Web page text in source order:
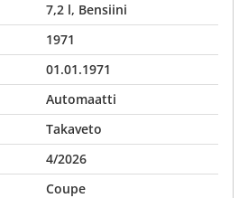
7,2 l, Bensiini
1971
01.01.1971
Automaatti
Takaveto
4/2026
Coupe